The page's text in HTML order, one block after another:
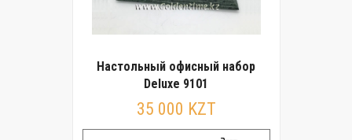
Настольный офисный набор
Deluxe 9101
35 000 KZT